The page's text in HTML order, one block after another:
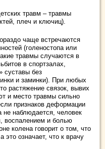
травм – травмы
плеч и ключиц).
чаще встречаются
(голеностопа или
травмы случаются в
в спортзалах,
суставы без
и заминки). При любых
растяжение связок, вывих
и место травмы сильно
признаков деформации
не наблюдается, человек
воспалением и болью
колена говорит о том, что
это означает, что к врачу